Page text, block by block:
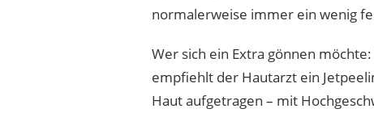
normalerweise immer ein wenig
Wer sich ein Extra gönnen
empfiehlt der Hautarzt ein
Haut aufgetragen – mit